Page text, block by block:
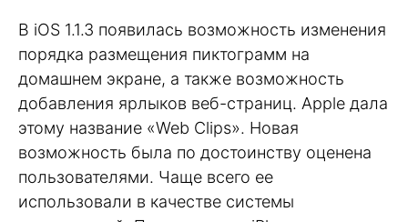
В iOS 1.1.3 появилась возможность изменения
порядка размещения пиктограмм на
домашнем экране, а также возможность
добавления ярлыков веб-страниц. Apple дала
этому название «Web Clips». Новая
возможность была по достоинству оценена
пользователями. Чаще всего ее
использовали в качестве системы